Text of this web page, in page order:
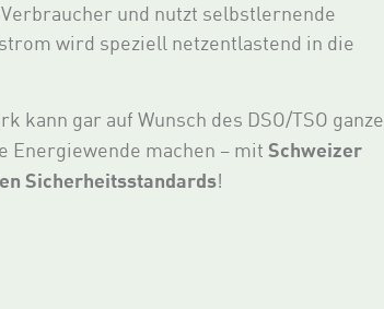
und nutzt selbstlernende
wird speziell netzentlastend in die
kann gar auf Wunsch des DSO/TSO ganze
Energiewende machen – mit Schweizer
Sicherheitsstandards!